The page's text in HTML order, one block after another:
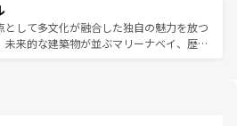
一年中温暖で、どの季節にも異なる楽しみ
親しみやすいタイの人々、仏教を中心とし
多様な観光資源が、訪れる旅人を魅了し続
も感動するはず。観光スポットが密集し
く見どころを回れるのも魅力。息をのむよ
化的な体験まで、香港を存分に楽しみ尽く
として多文化が融合した独自の魅力を放つ
未来的な建築物が並ぶマリーナベイ、歴史